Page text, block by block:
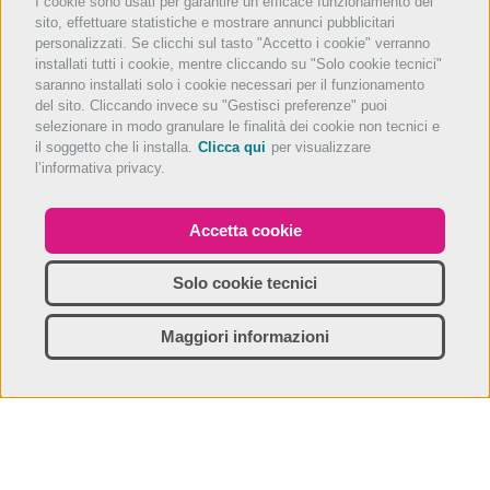
sito, effettuare statistiche e mostrare annunci pubblicitari
personalizzati. Se clicchi sul tasto "Accetto i cookie" verranno
installati tutti i cookie, mentre cliccando su "Solo cookie tecnici"
saranno installati solo i cookie necessari per il funzionamento
del sito. Cliccando invece su "Gestisci preferenze" puoi
selezionare in modo granulare le finalità dei cookie non tecnici e
il soggetto che li installa. Clicca qui per visualizzare
l’informativa privacy.
Accetta cookie
Solo cookie tecnici
Maggiori informazioni